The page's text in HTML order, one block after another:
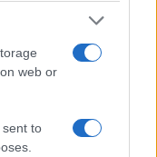
web or
to
του 1908 –
πριν τη